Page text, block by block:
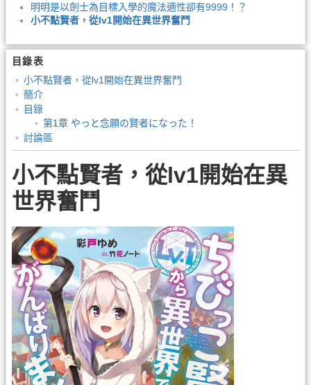
明明是以劍士為目標入學的魔法適性卻有9999！？
小不點賢者，從lv1開始在異世界奮鬥
目錄表
小不點賢者，從lv1開始在異世界奮鬥
簡介
目錄
第1章 やっと念願の賢者になった！
討論區
小不點賢者，從lv1開始在異
世界奮鬥